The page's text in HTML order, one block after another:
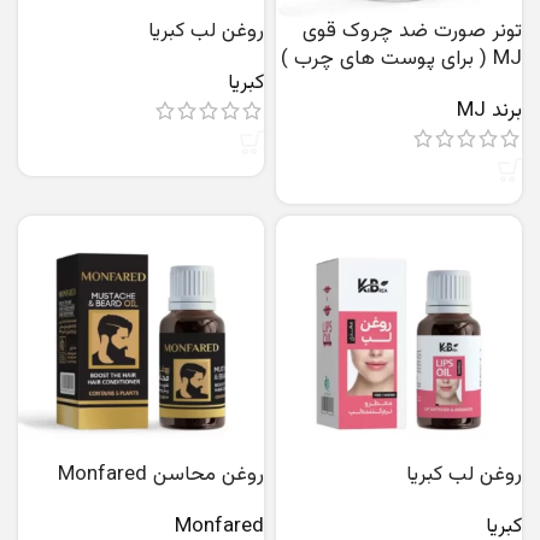
تونر صورت ضد چروک قوی
MJ ( برای پوست های چرب )
برند MJ
روغن لب کبریا
کبریا
روغن لب کبریا
کبریا
روغن محاسن Monfared
Monfared